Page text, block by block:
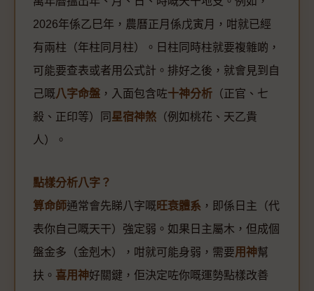
2026年係乙巳年，農曆正月係戊寅月，咁就已經
有兩柱（年柱同月柱）。日柱同時柱就要複雜啲，
可能要查表或者用公式計。排好之後，就會見到自
己嘅八字命盤 ，入面包含咗十神分析 （正官、七
殺、正印等）同 星宿神煞 （例如桃花、天乙貴
人）。
點樣分析八字？
算命師通常會先睇八字嘅 旺衰體系 ，即係日主（代
表你自己嘅天干）強定弱。如果日主屬木，但成個
盤金多（金剋木），咁就可能身弱，需要用神幫
扶。 喜用神好關鍵，佢決定咗你嘅運勢點樣改善